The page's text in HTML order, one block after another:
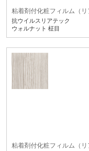
粘着剤付化粧フィルム（リ
抗ウイルスリアテック
ウォルナット 柾目
粘着剤付化粧フィルム（リ